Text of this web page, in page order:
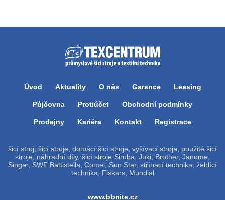
Úvod Aktuality O nás Garance Leasing
Půjčovna Protiúčet Obchodní podmínky
Prodejny Kariéra Kontakt Registrace
šicí stroj, šicí stroje, domácí šicí stroje, vyšívací stroje, použité šicí
stroje, náhradní díly, šicí stroje Siruba, Juki, Brother, Janome,
Singer, SWF Battistella, Comel, Sun Star, stříhací technika, žehlící
technika, Fiskars, Mundial
www.bbnite.cz